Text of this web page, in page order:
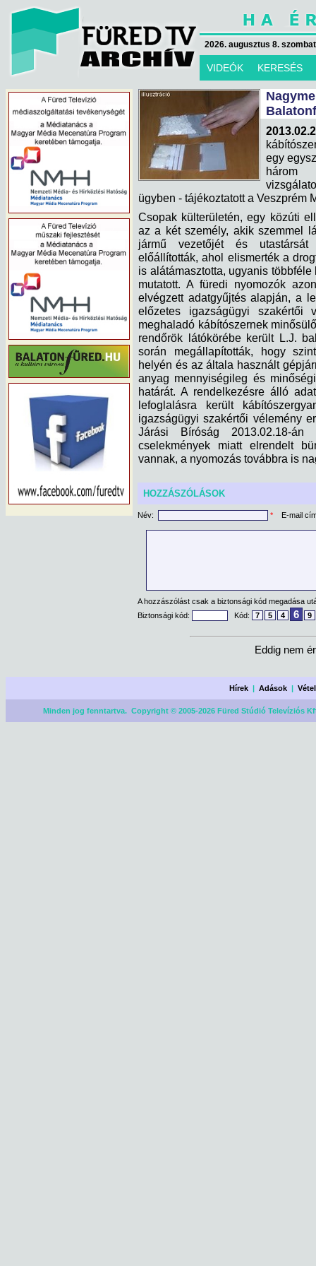
2026. augusztus 8.
VIDEÓK KERESÉS
egy
három
ügyben - tájékoztatott a Veszprém
Csopak külterületén, egy közúti
az a két személy, akik szemmel
jármű vezetőjét és utastársát
előállították, ahol elismerték a
is alátámasztotta, ugyanis
mutatott. A füredi nyomozók
elvégzett adatgyűjtés alapján, a
előzetes igazságügyi szakértői
meghaladó kábítószernek
rendőrök látókörébe került L.J.
során megállapították, hogy
helyén és az általa használt
anyag mennyiségileg és
határát. A rendelkezésre álló
lefoglalásra került
igazságügyi szakértői vélemény
Járási Bíróság 2013.02.18-án
cselekmények miatt elrendelt
vannak, a nyomozás továbbra is
HOZZÁSZÓLÁSOK
Név: * E-mail
A hozzászólást csak a biztonsági kód megadása
Biztonsági kód:
Kód: 7 5 4 6 9
Eddig nem
Hírek |Adások |
Minden jog fenntartva. Copyright © 2005-2026 Füred Stúdió Televíziós